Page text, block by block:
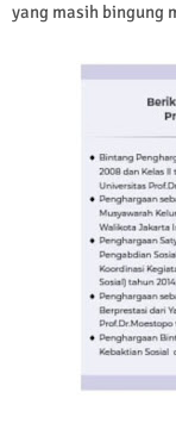
yang masih bingung